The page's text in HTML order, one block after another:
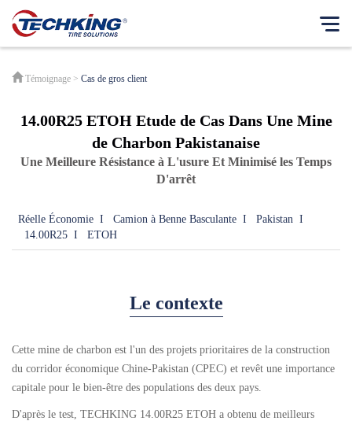
Notre Entreprise
Philosophie d'entreprise
Modèle d'affaires
Message du PDG
Nos empreintes
Produit
Pneus génie civil
Français
Japanese
Témoignage > Cas de gros client
14.00R25 ETOH Etude de Cas Dans Une Mine
de Charbon Pakistanaise
Une Meilleure Résistance à L'usure Et Minimisé les Temps
D'arrêt
Réelle Économie I Camion à Benne Basculante I Pakistan I
14.00R25 I ETOH
Le contexte
Cette mine de charbon est l'un des projets prioritaires de la construction
du corridor économique Chine-Pakistan (CPEC) et revêt une importance
capitale pour le bien-être des populations des deux pays.
D'après le test, TECHKING 14.00R25 ETOH a obtenu de meilleurs